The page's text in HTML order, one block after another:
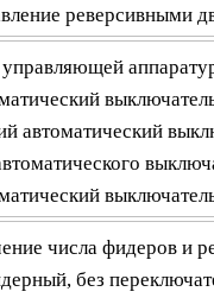
реверсивными
автоматический
числа фидеров и
без